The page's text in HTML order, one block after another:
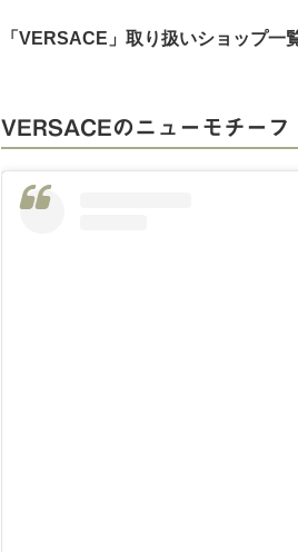
「VERSACE」取り扱いショップ一
VERSACEのニューモチーフ